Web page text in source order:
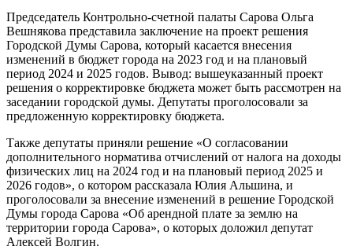
Председатель Контрольно-счетной палаты Сарова Ольга
Вешнякова представила заключение на проект решения
Городской Думы Сарова, который касается внесения
изменений в бюджет города на 2023 год и на плановый
период 2024 и 2025 годов. Вывод: вышеуказанный проект
решения о корректировке бюджета может быть рассмотрен на
заседании городской думы. Депутаты проголосовали за
предложенную корректировку бюджета.
Также депутаты приняли решение «О согласовании
дополнительного норматива отчислений от налога на доходы
физических лиц на 2024 год и на плановый период 2025 и
2026 годов», о котором рассказала Юлия Альшина, и
проголосовали за внесение изменений в решение Городской
Думы города Сарова «Об арендной плате за землю на
территории города Сарова», о которых доложил депутат
Алексей Волгин.